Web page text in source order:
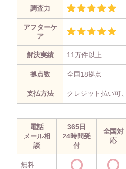
調査力
アフターケ
ア
解決実績 11万件以上
拠点数 全国18拠点
支払方法 クレジット払い可
電話
メール相
談
365日
24時間受
付
全国対
応
無料